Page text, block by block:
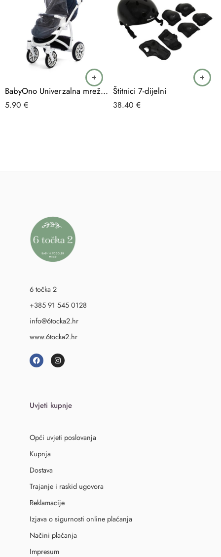
BabyOno Univerzalna mrežica protiv komaraca, za kolica, bijela
5.90 €
Štitnici 7-dijelni
38.40 €
6 točka 2
+385 91 545 0128
info@6tocka2.hr
www.6tocka2.hr
Uvjeti kupnje
Opći uvjeti poslovanja
Kupnja
Dostava
Trajanje i raskid ugovora
Reklamacije
Izjava o sigurnosti online plaćanja
Načini plaćanja
Impresum